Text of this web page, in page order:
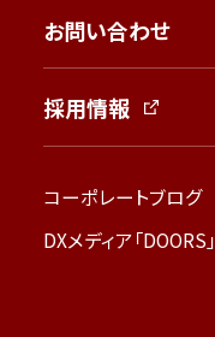
お問い合わせ
採用情報
コーポレートブログ
DXメディア「DOORS」